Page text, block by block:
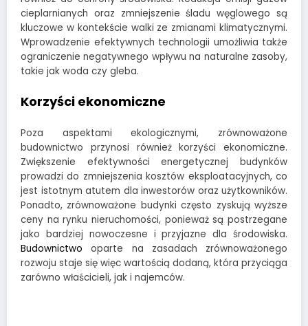
cieplarnianych oraz zmniejszenie śladu węglowego są
kluczowe w kontekście walki ze zmianami klimatycznymi.
Wprowadzenie efektywnych technologii umożliwia także
ograniczenie negatywnego wpływu na naturalne zasoby,
takie jak woda czy gleba.
Korzyści ekonomiczne
Poza aspektami ekologicznymi, zrównoważone
budownictwo przynosi również korzyści ekonomiczne.
Zwiększenie efektywności energetycznej budynków
prowadzi do zmniejszenia kosztów eksploatacyjnych, co
jest istotnym atutem dla inwestorów oraz użytkowników.
Ponadto, zrównoważone budynki często zyskują wyższe
ceny na rynku nieruchomości, ponieważ są postrzegane
jako bardziej nowoczesne i przyjazne dla środowiska.
Budownictwo oparte na zasadach zrównoważonego
rozwoju staje się więc wartością dodaną, która przyciąga
zarówno właścicieli, jak i najemców.